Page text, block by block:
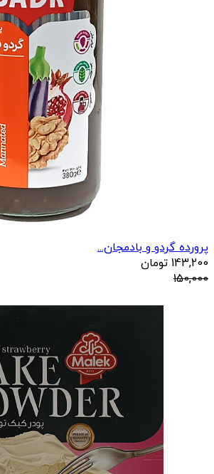
پرورده گردو و بادمجان...
143,200 تومان
150,000